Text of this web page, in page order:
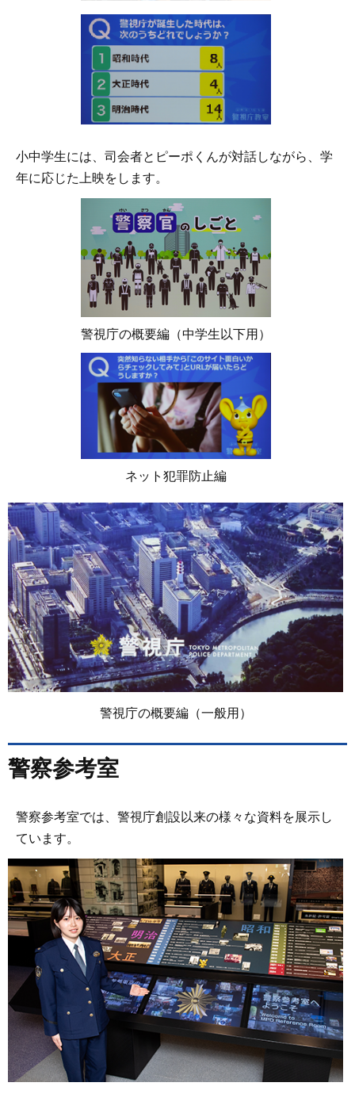
小中学生には、司会者とピーポくんが対話しながら、学
年に応じた上映をします。
警視庁の概要編（中学生以下用）
ネット犯罪防止編
警視庁の概要編（一般用）
警察参考室
警察参考室では、警視庁創設以来の様々な資料を展示し
ています。